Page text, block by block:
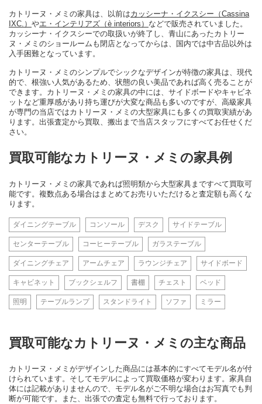
カトリーヌ・メミの家具は、以前はカッシーナ・イクスシー（Cassina
IXC.） やエ・インテリアズ（è interiors） などで販売されていました。
カッシーナ・イクスシーでの取扱いが終了し、青山にあったカトリー
ヌ・メミのショールームも閉店となってからは、国内では中古品以外は
入手困難となっています。
カトリーヌ・メミのシンプルでシックなデザインが特徴の家具は、現代
的で、根強い人気があるため、状態の良い美品であれば高く売ることが
できます。カトリーヌ・メミの家具の中には、サイドボードやキャビネ
ットなど重厚感があり持ち運びが大変な商品も多いのですが、高級家具
が専門の当店ではカトリーヌ・メミの大型家具にも多くの買取実績があ
ります。出張査定から買取、搬出まで当店スタッフにすべてお任せくだ
さい。
買取可能なカトリーヌ・メミの家具例
カトリーヌ・メミの家具であれば照明類から大型家具まですべて買取可
能です。複数点ある場合はまとめてお売りいただけると査定額も高くな
ります。
ダイニングテーブル コンソール デスク サイドテーブル
センターテーブル コーヒーテーブル ガラステーブル
ダイニングチェア アームチェア ラウンジチェア サイドボード
キャビネット ブックシェルフ 書棚 チェスト ベッド
照明 テーブルランプ スタンドライト ソファ ミラー
買取可能なカトリーヌ・メミの主な商品
カトリーヌ・メミがデザインした商品には基本的にすべてモデル名が付
けられています。そしてモデルによって買取価格が変わります。家具自
体には記載がありませんので、モデル名がご不明な場合はお写真でも判
断が可能です。また、出張での査定も無料で行っております。